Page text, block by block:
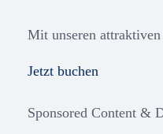
Mit unseren
Jetzt buchen
Sponsored Content &